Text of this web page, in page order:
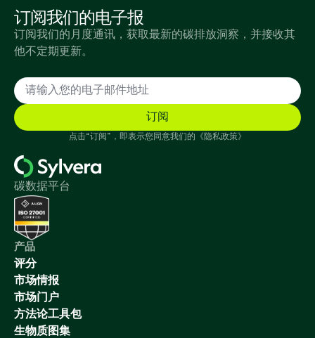
订阅我们的电子报
订阅我们的月度通讯，获取最新的碳排放洞察，并接收其
他不定期更新。
点击“订阅”，即表示您同意我们的《隐私政策》
碳数据平台
产品
评分
市场情报
市场门户
方法论工具包
生物质图集